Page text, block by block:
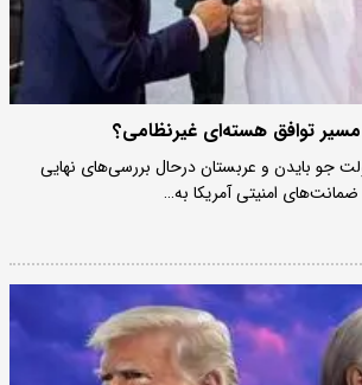
مسیر توافق هسته‌ای غیرنظامی؟
جو بایدن و عربستان درحال بررسی‌های نهایی
امنیتی آمریکا به…